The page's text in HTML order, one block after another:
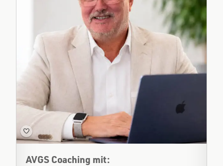
AVGS Coaching mit: